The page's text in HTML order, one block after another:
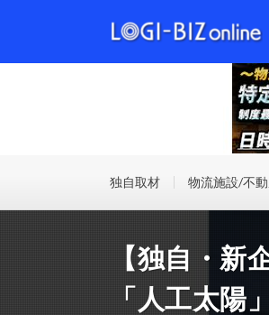
独自取材 物流施設/不
【独自・新
「人工太陽